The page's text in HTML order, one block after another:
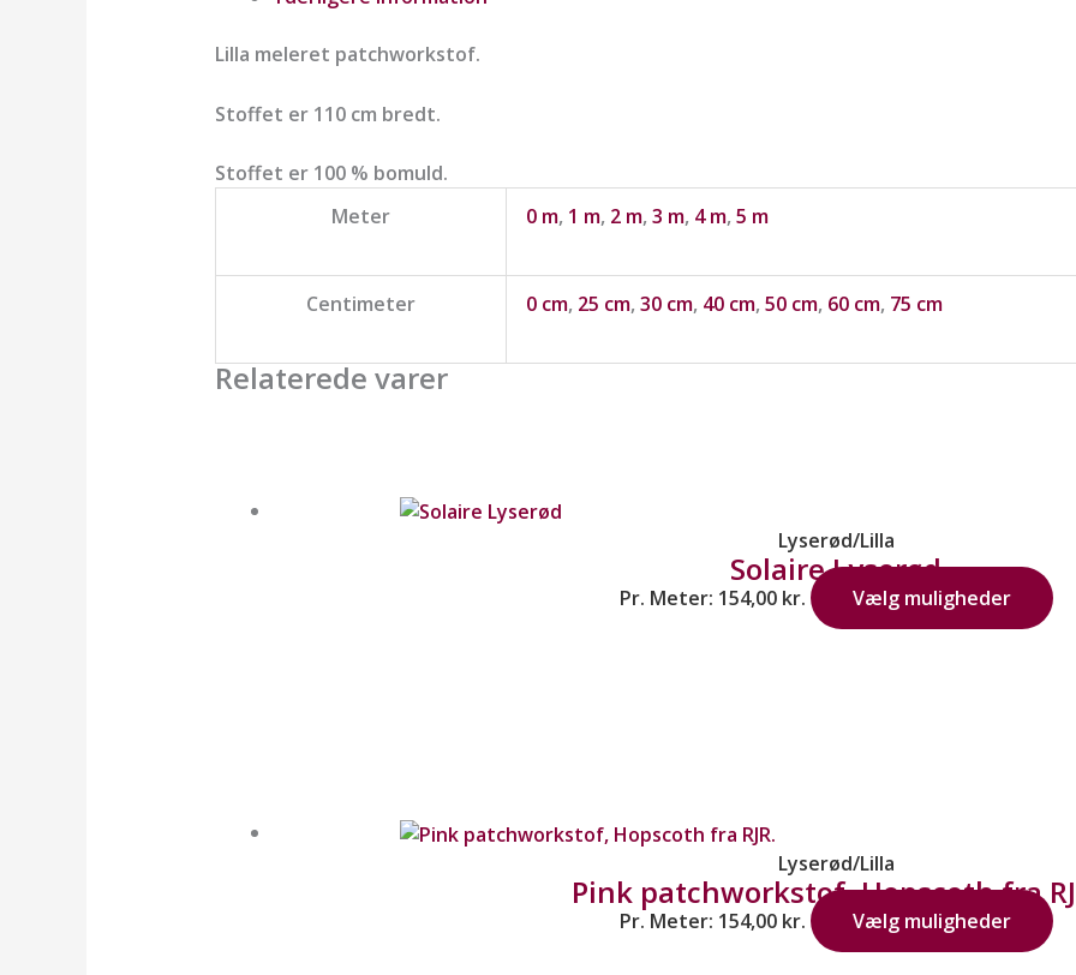
Lilla meleret patchworkstof.
Stoffet er 110 cm bredt.
Stoffet er 100 % bomuld.
Meter
0 m, 1 m, 2 m, 3 m, 4 m, 5 m
Centimeter 0 cm, 25 cm, 30 cm, 40 cm, 50 cm, 60 cm, 75 cm
Relaterede varer
Lyserød/Lilla
Solaire Lyserød
Pr. Meter: 154,00 kr. Vælg muligheder
Lyserød/Lilla
Pink patchworkstof, Hopscoth fra
Pr. Meter: 154,00 kr. Vælg muligheder